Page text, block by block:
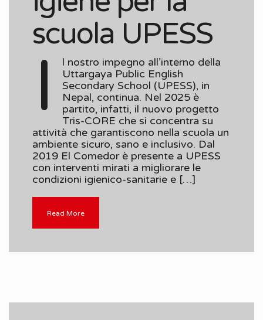
scuola UPESS
I
l nostro impegno all’interno della
Uttargaya Public English
Secondary School (UPESS), in
Nepal, continua. Nel 2025 è
partito, infatti, il nuovo progetto
Tris-CORE che si concentra su
attività che garantiscono nella scuola un
ambiente sicuro, sano e inclusivo. Dal
2019 El Comedor è presente a UPESS
con interventi mirati a migliorare le
condizioni igienico-sanitarie e […]
Read More